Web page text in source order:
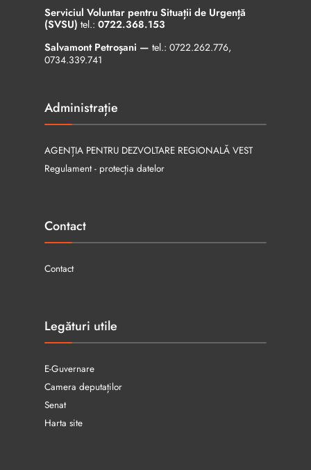
Serviciul Voluntar pentru Situații de Urgență
(SVSU) tel.: 0722.368.153
Salvamont Petroșani — tel.: 0722.262.776,
0734.339.741
Administrație
AGENȚIA PENTRU DEZVOLTARE REGIONALĂ VEST
Regulament - protecția datelor
Contact
Contact
Legături utile
E-Guvernare
Camera deputaților
Senat
Harta site